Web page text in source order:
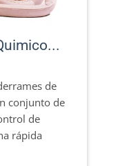
de
conjunto de
de
rápida